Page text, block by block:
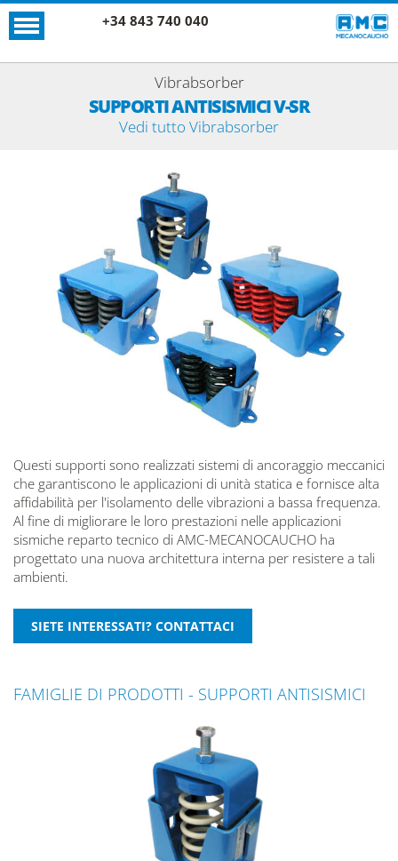
+34 843 740 040
Vibrabsorber
SUPPORTI ANTISISMICI V-SR
Vedi tutto Vibrabsorber
Questi supporti sono realizzati sistemi di ancoraggio meccanici
che garantiscono le applicazioni di unità statica e fornisce alta
affidabilità per l'isolamento delle vibrazioni a bassa frequenza.
Al fine di migliorare le loro prestazioni nelle applicazioni
sismiche reparto tecnico di AMC-MECANOCAUCHO ha
progettato una nuova architettura interna per resistere a tali
ambienti.
FAMIGLIE DI PRODOTTI - SUPPORTI ANTISISMICI